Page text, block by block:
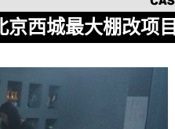
西城最大棚改项目